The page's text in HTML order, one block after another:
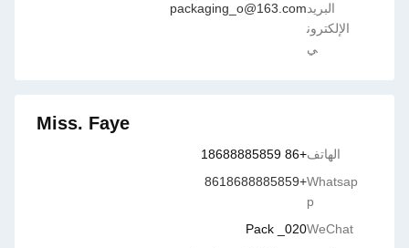
البريد
الإلكترون
ي
packaging_o@163.com
Miss. Faye
الهاتف+86 18688885859
Whatsap
p
+8618688885859
WeChat
Pack _020